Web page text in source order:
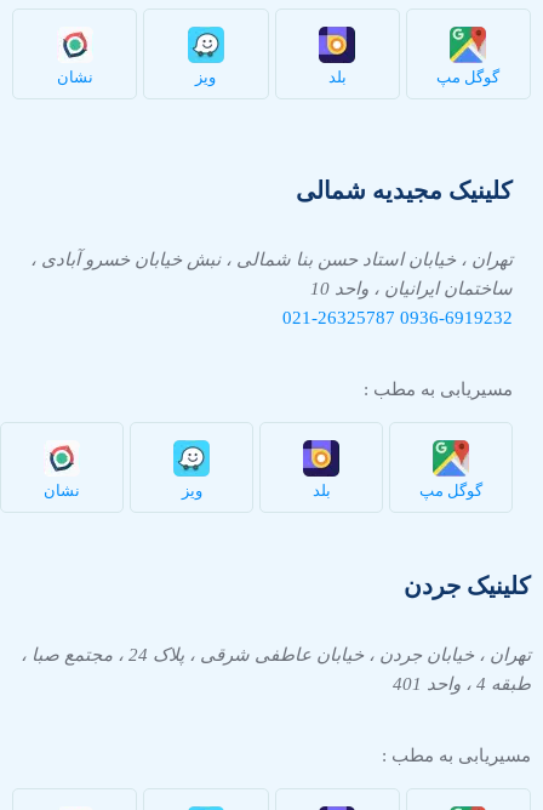
گوگل مپ بلد ویز نشان
کلینیک مجیدیه شمالی
تهران ، خیابان استاد حسن بنا شمالی ، نبش خیابان خسرو آبادی ،
ساختمان ایرانیان ، واحد 10
0936-6919232
021-26325787
مسیریابی به مطب :
گوگل مپ بلد ویز نشان
کلینیک جردن
تهران ، خیابان جردن ، خیابان عاطفی شرقی ، پلاک 24 ، مجتمع صبا ،
طبقه 4 ، واحد 401
مسیریابی به مطب :